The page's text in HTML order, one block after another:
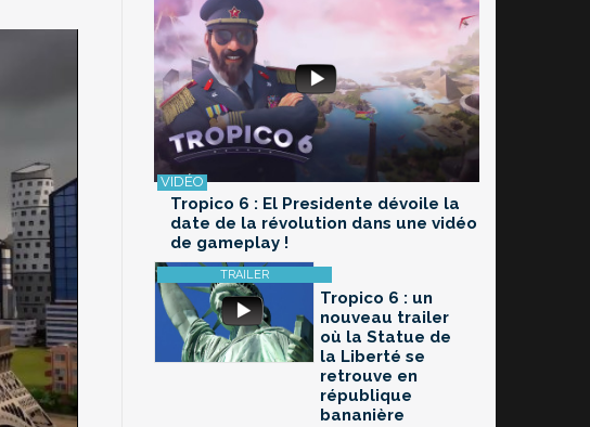
Tropico 6 : El Presidente dévoile la
date de la révolution dans une vidéo
de gameplay !
Tropico 6 : un
nouveau trailer
où la Statue de
la Liberté se
retrouve en
république
bananière